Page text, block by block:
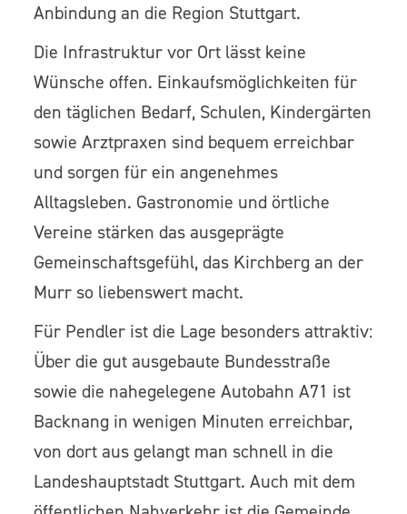
Anbindung an die Region Stuttgart.
Die Infrastruktur vor Ort lässt keine
Wünsche offen. Einkaufsmöglichkeiten für
den täglichen Bedarf, Schulen, Kindergärten
sowie Arztpraxen sind bequem erreichbar
und sorgen für ein angenehmes
Alltagsleben. Gastronomie und örtliche
Vereine stärken das ausgeprägte
Gemeinschaftsgefühl, das Kirchberg an der
Murr so liebenswert macht.
Für Pendler ist die Lage besonders attraktiv:
Über die gut ausgebaute Bundesstraße
sowie die nahegelegene Autobahn A71 ist
Backnang in wenigen Minuten erreichbar,
von dort aus gelangt man schnell in die
Landeshauptstadt Stuttgart. Auch mit dem